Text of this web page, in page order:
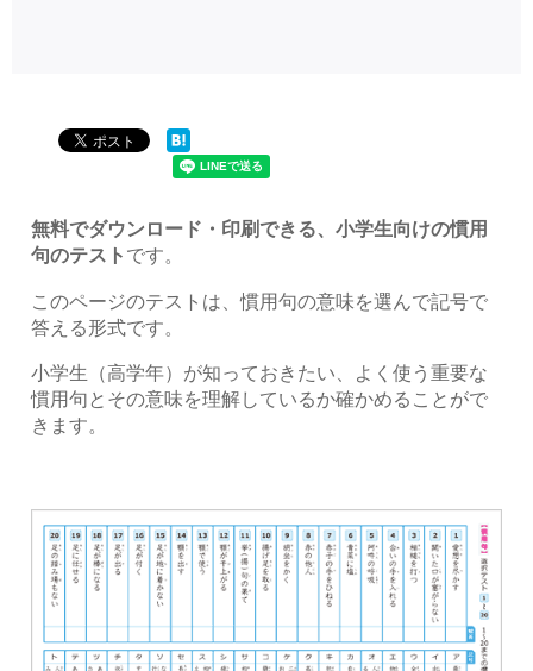
無料でダウンロード・印刷できる、小学生向けの慣用
句のテスト です。
このページのテストは、慣用句の意味を選んで記号で
答える形式です。
小学生（高学年）が知っておきたい、よく使う重要な
慣用句とその意味を理解しているか確かめることがで
きます。